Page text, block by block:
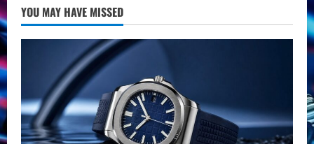
Hublot
Big
Bang
Series
YOU MAY HAVE MISSED